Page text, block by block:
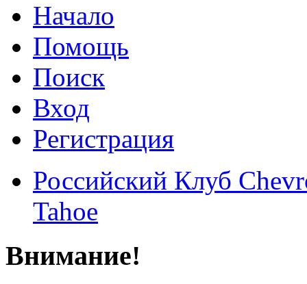
Начало
Помощь
Поиск
Вход
Регистрация
Российский Клуб
Tahoe
Внимание!